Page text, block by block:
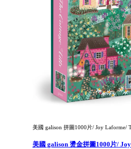
美國 galison 拼圖1000片/ Joy Laforme/
美國 galison 燙金拼圖1000片/